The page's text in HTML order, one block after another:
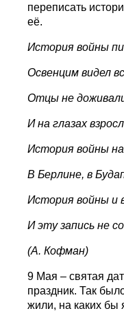
переписать
её.
История войны
Освенцим видел
Отцы не
И на глазах
История войны
В Берлине, в
История войны и
И эту запись не
(А. Кофман)
9 Мая – святая
праздник. Так
жили, на каких бы